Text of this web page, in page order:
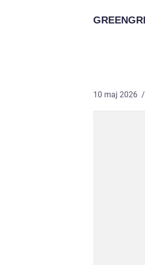
10 maj 2026